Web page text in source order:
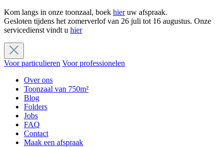
Kom langs in onze toonzaal, boek hieruw afspraak.
Gesloten tijdens het zomerverlof van 26 juli tot 16 augustus. Onze
servicedienst vindt u hier
Voor particulieren Voor professionelen
Over ons
Toonzaal van 750m²
Blog
Folders
Jobs
FAQ
Contact
Maak een afspraak